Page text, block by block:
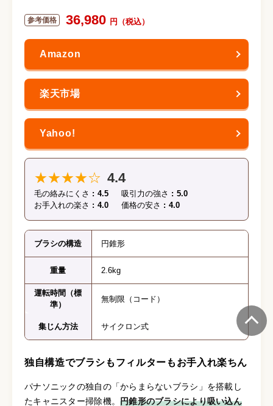
36,980
★★★★☆ 4.4
毛の絡みにくさ 4.5 吸引力の強さ
5.0
お手入れの楽さ
4.0 価格の安さ 4.0
ブラシの構造 円錐形
重量 2.6kg
運転時間（標
準）
無制限（コード）
集じん方法 サイクロン式
独自構造でブラシもフィルターもお手入れ楽ちん
パナソニックの独自の「からまらないブラシ」を搭載し
たキャニスター掃除機。円錐形のブラシにより吸い込ん